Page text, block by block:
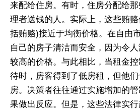
来配给住房。有时，住房分配给
理者送钱的人。实际上，这些贿
括贿赂)接近于均衡价格。在自由
自己的房子清洁而安全，因为令
较高的价格。与此相比，当租金
待时，房客得到了低房租，但他
房。决策者往往通过实施增加的
果做出反应。但是，这些法律实